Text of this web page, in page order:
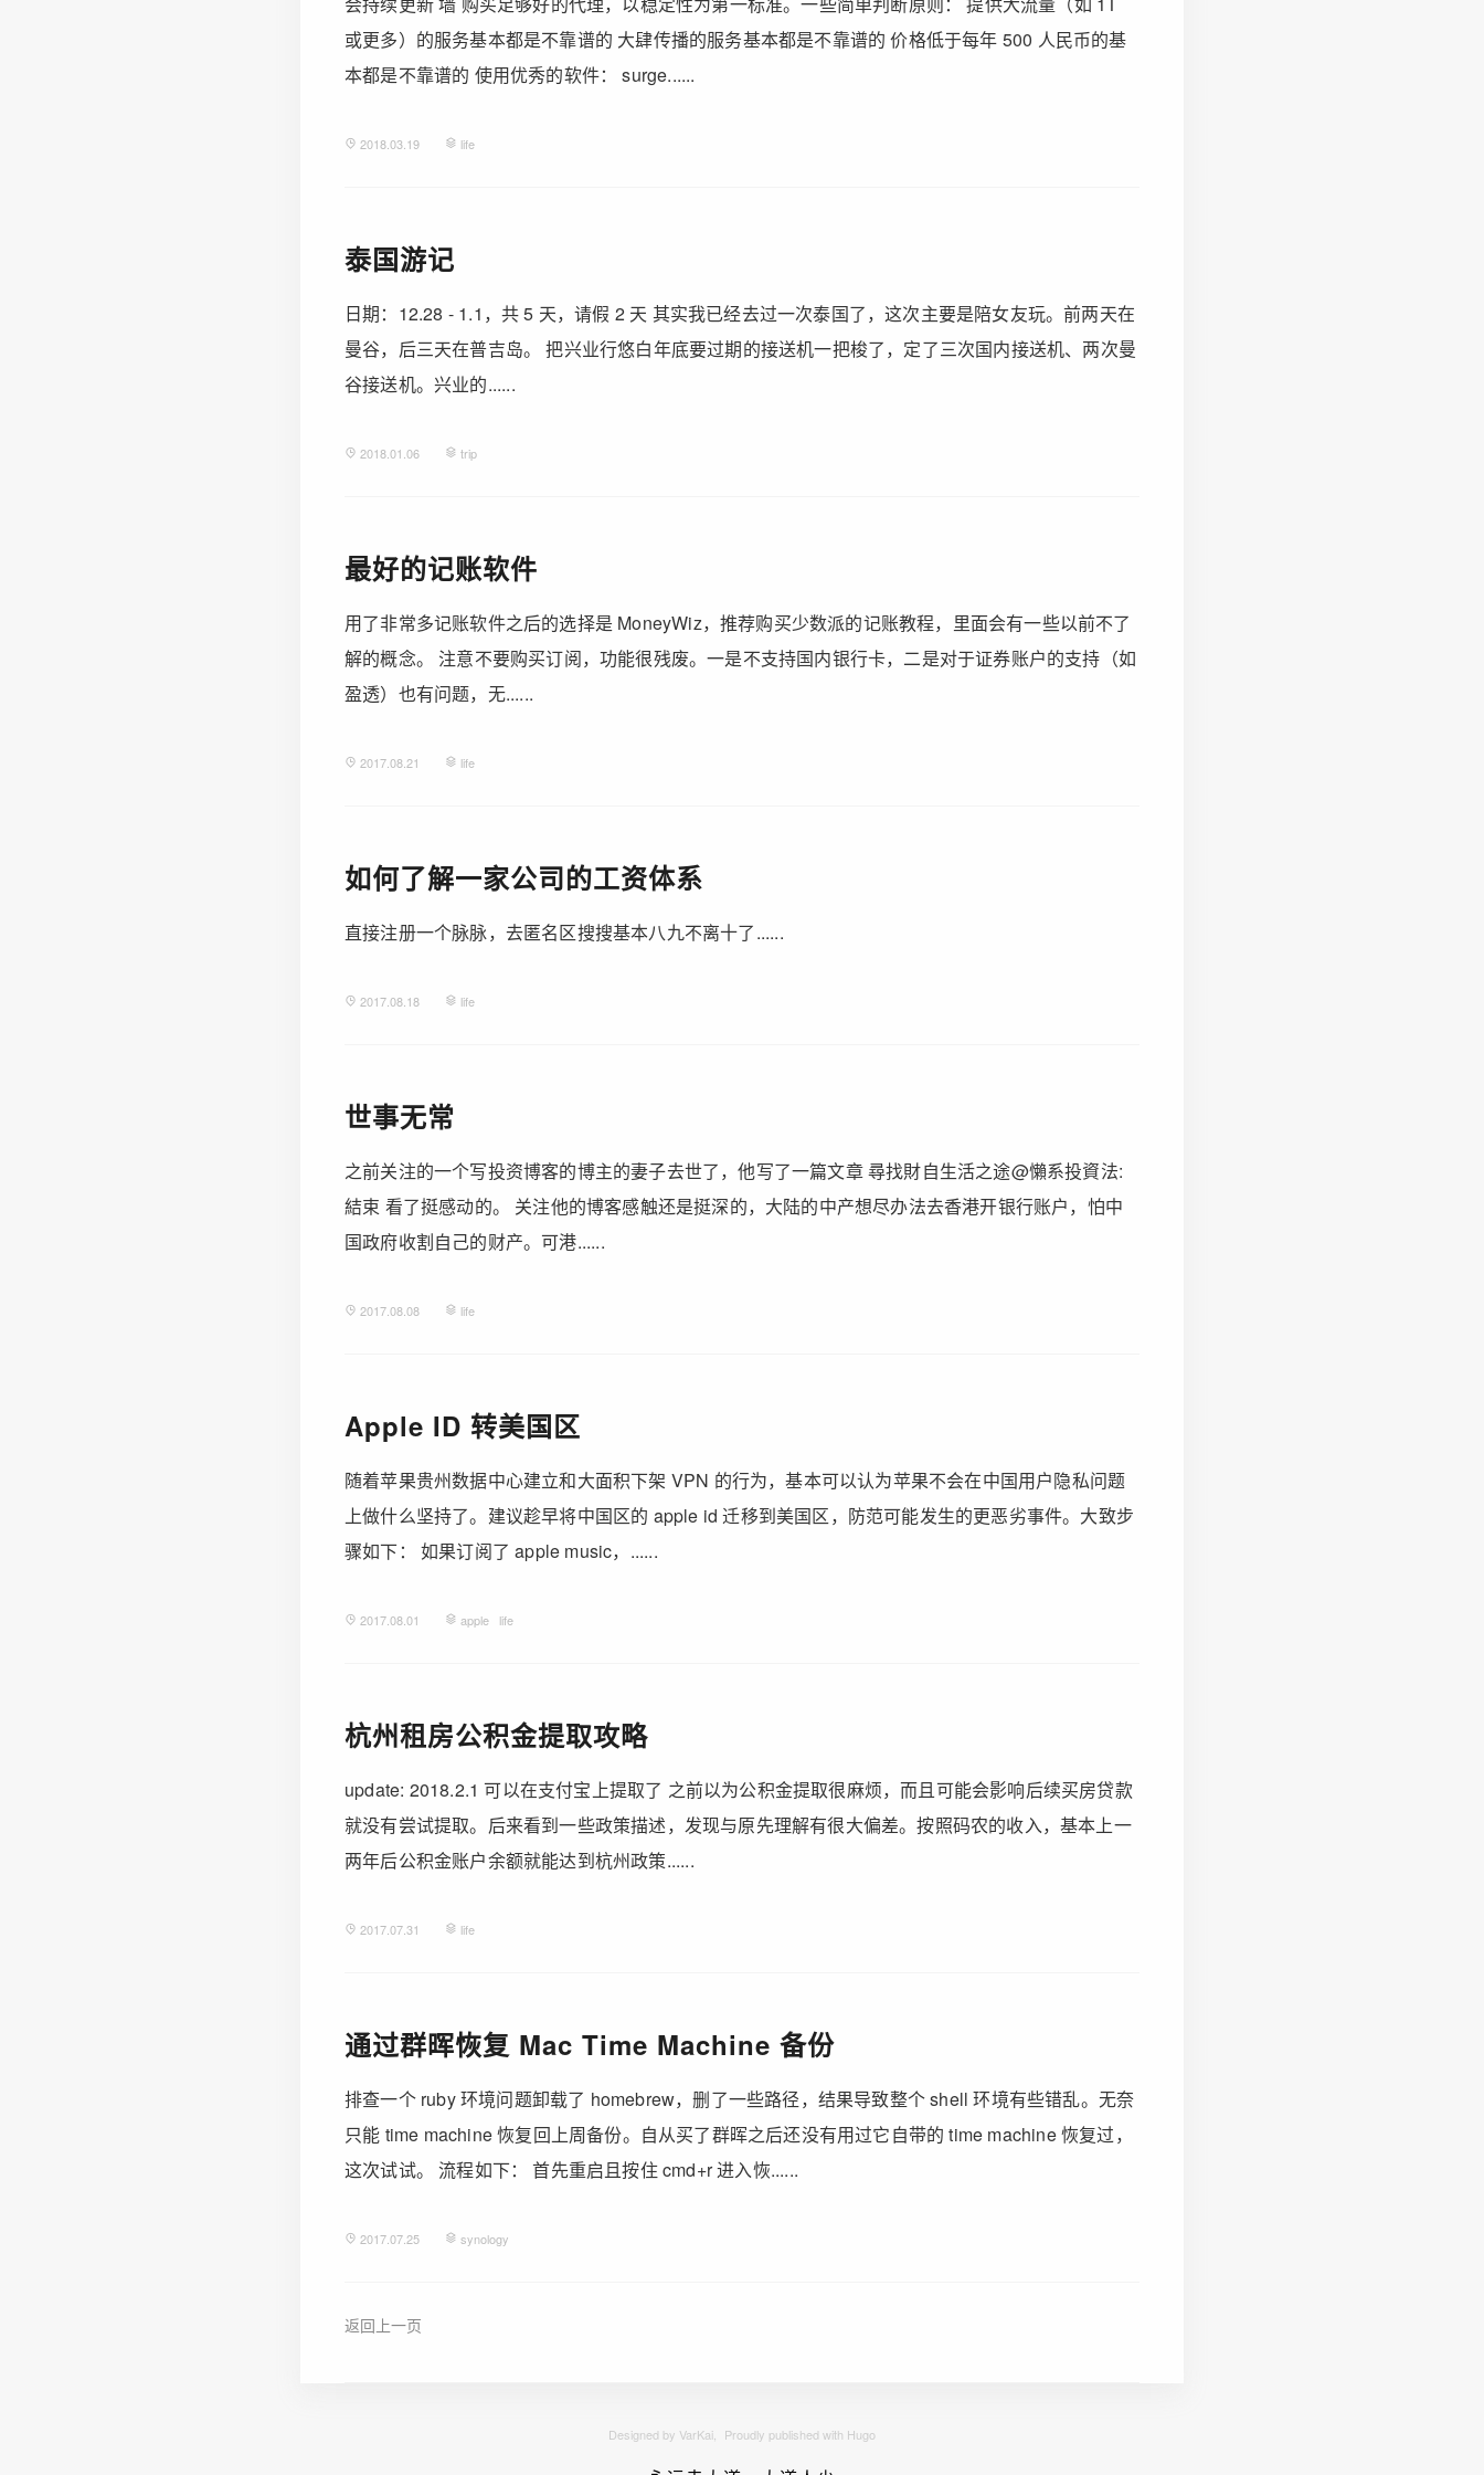
或更多）的服务基本都是不靠谱的 大肆传播的服务基本都是不靠谱的 价格低于每年 500 人民币的基
本都是不靠谱的 使用优秀的软件： surge......
2018.03.19 life
泰国游记
日期：12.28 - 1.1，共 5 天，请假 2 天 其实我已经去过一次泰国了，这次主要是陪女友玩。前两天在
曼谷，后三天在普吉岛。 把兴业行悠白年底要过期的接送机一把梭了，定了三次国内接送机、两次曼
谷接送机。兴业的......
2018.01.06 trip
最好的记账软件
用了非常多记账软件之后的选择是 MoneyWiz，推荐购买少数派的记账教程，里面会有一些以前不了
解的概念。 注意不要购买订阅，功能很残废。一是不支持国内银行卡，二是对于证券账户的支持（如
盈透）也有问题，无......
2017.08.21 life
如何了解一家公司的工资体系
直接注册一个脉脉，去匿名区搜搜基本八九不离十了......
2017.08.18 life
世事无常
之前关注的一个写投资博客的博主的妻子去世了，他写了一篇文章 尋找財自生活之途@懶系投資法:
結束 看了挺感动的。 关注他的博客感触还是挺深的，大陆的中产想尽办法去香港开银行账户，怕中
国政府收割自己的财产。可港......
2017.08.08 life
Apple ID 转美国区
随着苹果贵州数据中心建立和大面积下架 VPN 的行为，基本可以认为苹果不会在中国用户隐私问题
上做什么坚持了。建议趁早将中国区的 apple id 迁移到美国区，防范可能发生的更恶劣事件。大致步
骤如下： 如果订阅了 apple music，......
2017.08.01 apple life
杭州租房公积金提取攻略
update: 2018.2.1 可以在支付宝上提取了 之前以为公积金提取很麻烦，而且可能会影响后续买房贷款
就没有尝试提取。后来看到一些政策描述，发现与原先理解有很大偏差。按照码农的收入，基本上一
两年后公积金账户余额就能达到杭州政策......
2017.07.31 life
通过群晖恢复 Mac Time Machine 备份
排查一个 ruby 环境问题卸载了 homebrew，删了一些路径，结果导致整个 shell 环境有些错乱。无奈
只能 time machine 恢复回上周备份。自从买了群晖之后还没有用过它自带的 time machine 恢复过，
这次试试。 流程如下： 首先重启且按住 cmd+r 进入恢......
2017.07.25 synology
返回上一页
Designed by VarKai, Proudly published with Hugo